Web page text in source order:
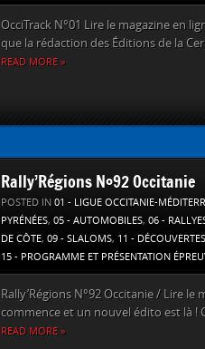
OcciTrack N°01 Lire le magazine en
que la rédaction des Éditions de la
READ MORE »
Rally’Régions N°92 Occitanie
POSTED IN 01 - LIGUE OCCITANIE-
PYRÉNÉES, 05 - AUTOMOBILES, 06 -
DE CÔTE, 09 - SLALOMS, 11 - DÉCOUVERTES
15 - PROGRAMME ET PRÉSENTATION
Rally’Régions N°92 Occitanie / Lire
commence et un nouvel édito est là !
READ MORE »